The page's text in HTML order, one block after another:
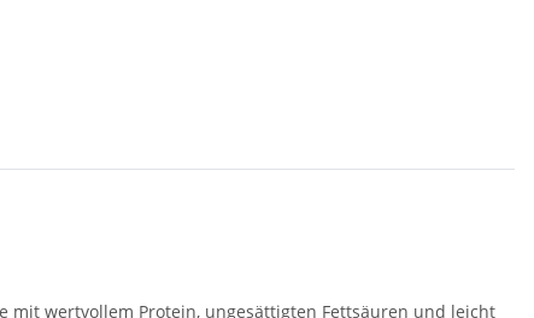
mit wertvollem Protein, ungesättigten Fettsäuren und leicht